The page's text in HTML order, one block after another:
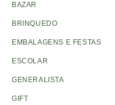
BAZAR
BRINQUEDO
EMBALAGENS E FESTAS
ESCOLAR
GENERALISTA
GIFT